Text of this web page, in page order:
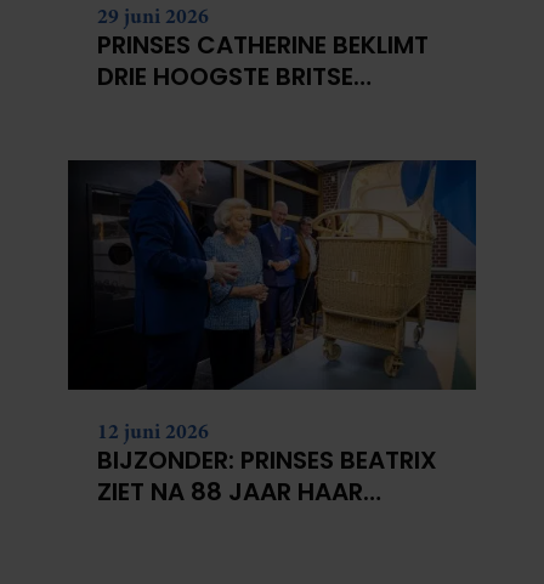
29 juni 2026
PRINSES CATHERINE BEKLIMT
DRIE HOOGSTE BRITSE
12 juni 2026
BIJZONDER: PRINSES BEATRIX
ZIET NA 88 JAAR HAAR